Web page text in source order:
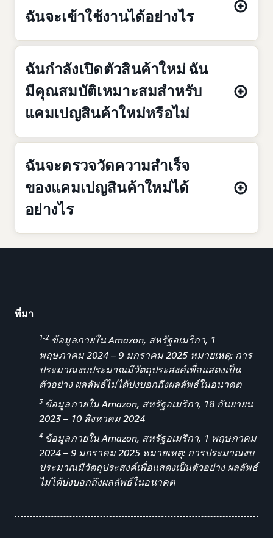
ฉันจะเข้าใช้งานได้อย่างไร
ฉันกำลังเปิดตัวสินค้าใหม่ ฉัน
มีคุณสมบัติเหมาะสมสำหรับ
แคมเปญสินค้าใหม่หรือไม่
ฉันจะตรวจวัดความสำเร็จ
ของแคมเปญสินค้าใหม่ได้
อย่างไร
ที่มา
1-2 ข้อมูลภายใน Amazon, สหรัฐอเมริกา, 1
พฤษภาคม 2024 – 9 มกราคม 2025 หมายเหตุ: การ
ประมาณงบประมาณมีวัตถุประสงค์เพื่อแสดงเป็น
ตัวอย่าง ผลลัพธ์ไม่ได้บ่งบอกถึงผลลัพธ์ในอนาคต
3 ข้อมูลภายใน Amazon, สหรัฐอเมริกา, 18 กันยายน
2023 – 10 สิงหาคม 2024
4 ข้อมูลภายใน Amazon, สหรัฐอเมริกา, 1 พฤษภาคม
2024 – 9 มกราคม 2025 หมายเหตุ: การประมาณงบ
ประมาณมีวัตถุประสงค์เพื่อแสดงเป็นตัวอย่าง ผลลัพธ์
ไม่ได้บ่งบอกถึงผลลัพธ์ในอนาคต